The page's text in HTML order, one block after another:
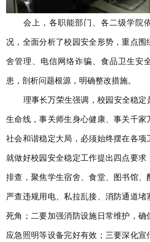
会上，各职能部门、各二级学院
况，全面分析了校园安全形势，重点围
舍管理、电信网络诈骗、食品卫生安
患，剖析问题根源，明确整改措施。
理事长万荣生强调，校园安全稳定
生命线，事关师生身心健康、事关千家
社会和谐稳定大局，必须始终摆在各项
就做好校园安全稳定工作提出四点要求
排查，聚焦学生宿舍、食堂、图书馆、
严查违规用电、私拉乱接、消防通道堵
死角；二要加强消防设施日常维护，确
应急照明等设备完好有效；三要深化宣